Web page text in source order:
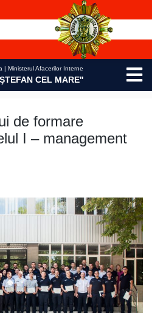
| Ministerul Afacerilor Interne
CEL MARE"
de formare
I – management